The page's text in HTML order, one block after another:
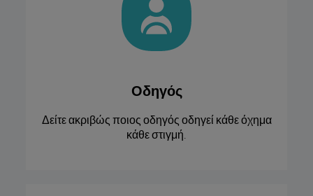
Οδηγός
Δείτε ακριβώς ποιος οδηγός οδηγεί κάθε όχημα
κάθε στιγμή.